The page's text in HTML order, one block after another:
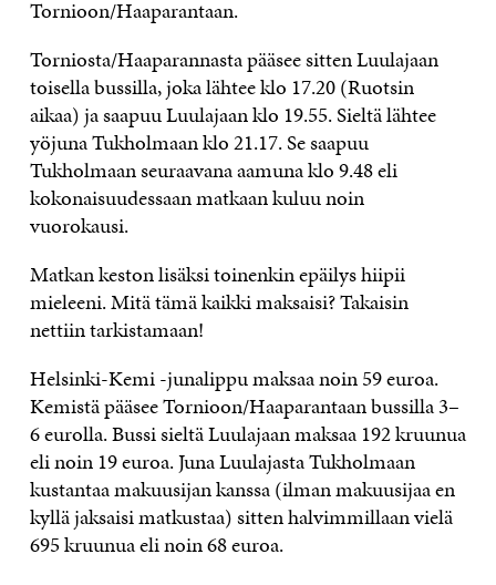
Tornioon/Haaparantaan.
Torniosta/Haaparannasta pääsee sitten Luulajaan
toisella bussilla, joka lähtee klo 17.20 (Ruotsin
aikaa) ja saapuu Luulajaan klo 19.55. Sieltä lähtee
yöjuna Tukholmaan klo 21.17. Se saapuu
Tukholmaan seuraavana aamuna klo 9.48 eli
kokonaisuudessaan matkaan kuluu noin
vuorokausi.
Matkan keston lisäksi toinenkin epäilys hiipii
mieleeni. Mitä tämä kaikki maksaisi? Takaisin
nettiin tarkistamaan!
Helsinki-Kemi -junalippu maksaa noin 59 euroa.
Kemistä pääsee Tornioon/Haaparantaan bussilla 3–
6 eurolla. Bussi sieltä Luulajaan maksaa 192 kruunua
eli noin 19 euroa. Juna Luulajasta Tukholmaan
kustantaa makuusijan kanssa (ilman makuusijaa en
kyllä jaksaisi matkustaa) sitten halvimmillaan vielä
695 kruunua eli noin 68 euroa.